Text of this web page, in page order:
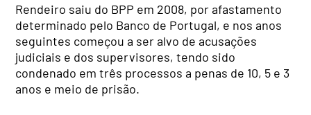
Rendeiro saiu do BPP em 2008, por afastamento
determinado pelo Banco de Portugal, e nos anos
seguintes começou a ser alvo de acusações
judiciais e dos supervisores, tendo sido
condenado em três processos a penas de 10, 5 e 3
anos e meio de prisão.